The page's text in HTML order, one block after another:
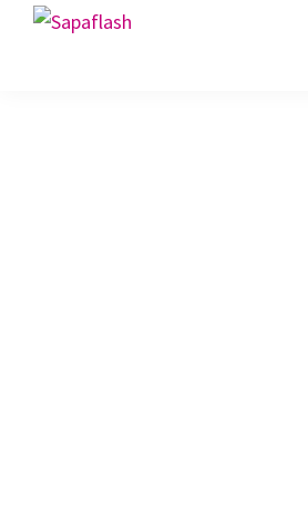
Saltar
Saltar
Saltar